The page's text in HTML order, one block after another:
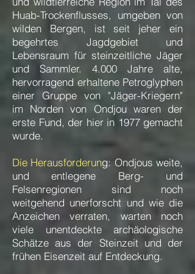
Huab-Trockenflusses, umgeben von
wilden Bergen, ist seit jeher ein
begehrtes Jagdgebiet und
Lebensraum für steinzeitliche Jäger
und Sammler. 4.000 Jahre alte,
hervorragend erhaltene Petroglyphen
einer Gruppe von "Jäger-Kriegern"
im Norden von Ondjou waren der
erste Fund, der hier in 1977 gemacht
wurde.
Die Herausforderung: Ondjous weite,
und entlegene Berg- und
Felsenregionen sind noch
weitgehend unerforscht und wie die
Anzeichen verraten, warten noch
viele unentdeckte archäologische
Schätze aus der Steinzeit und der
frühen Eisenzeit auf Entdeckung.